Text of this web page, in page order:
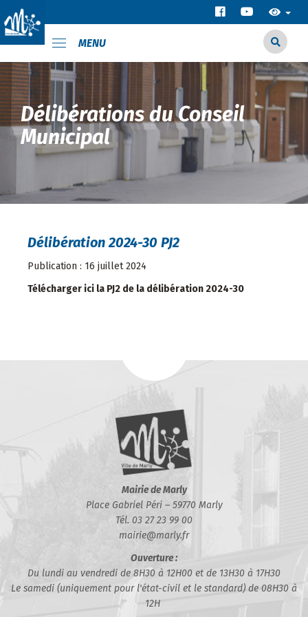
MENU
Délibérations du Conseil
Municipal
Délibération 2024-30 PJ2
Publication : 16 juillet 2024
Télécharger ici la PJ2 de la délibération 2024-30
Mairie de Marly
Place Gabriel Péri – 59770 Marly
Tél. 03 27 23 99 00
mairie@marly.fr
Ouverture :
Du lundi au vendredi de 8H30 à 12H00 et de 13H30 à 17H30
Le samedi (uniquement pour l'état-civil et le standard) de 08H30 à
12H